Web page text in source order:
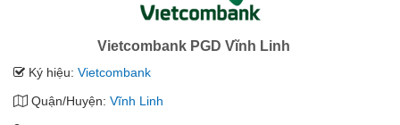
Vietcombank PGD Vĩnh Linh
Ký hiệu: Vietcombank
Quận/Huyện: Vĩnh Linh